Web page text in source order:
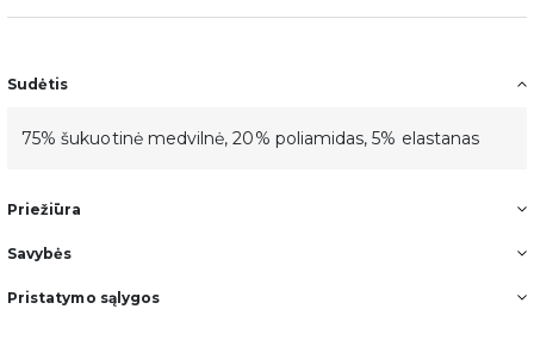
Sudėtis
75% šukuotinė medvilnė, 20% poliamidas, 5% elastanas
Priežiūra
Savybės
Pristatymo sąlygos